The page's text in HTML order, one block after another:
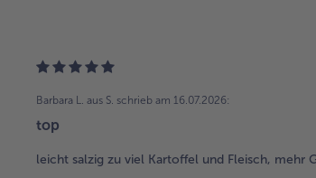
Barbara L. aus S. schrieb am 16.07.2026:
top
leicht salzig zu viel Kartoffel und Fleisch, mehr